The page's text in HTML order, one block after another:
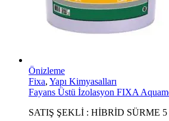
Önizleme
Fixa, Yapı Kimyasalları
Fayans Üstü İzolasyon FIXA
SATIŞ ŞEKLİ : HİBRİD SÜRME